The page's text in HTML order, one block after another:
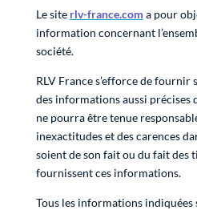
Le site rlv-france.com a pour
information concernant
société.
RLV France s’efforce de fournir
des informations aussi précises
ne pourra être tenue
inexactitudes et des carences
soient de son fait ou du fait des
fournissent ces informations.
Tous les informations indiquées